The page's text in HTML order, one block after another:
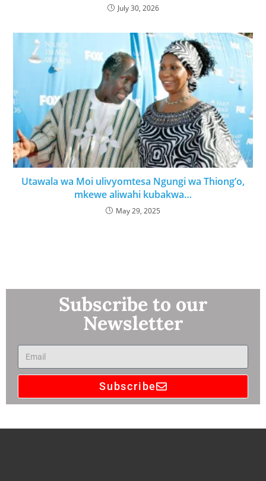
July 30, 2026
Utawala wa Moi ulivyomtesa Ngungi wa Thiong’o,
mkewe aliwahi kubakwa…
May 29, 2025
Subscribe to our
Newsletter
Subscribe
A